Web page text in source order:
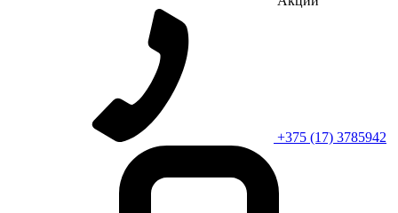
+375 (17) 3785942